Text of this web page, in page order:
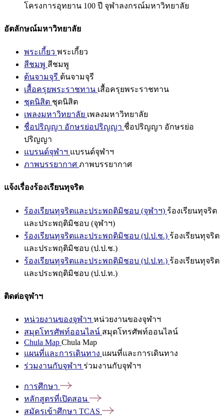
โครงการอุทยาน 100 ปี จุฬาลงกรณ์มหาวิทยาลัย
อัตลักษณ์มหาวิทยาลัย
พระเกี้ยว พระเกี้ยว
สีชมพู สีชมพู
ต้นจามจุรี ต้นจามจุรี
เสื้อครุยพระราชทาน เสื้อครุยพระราชทาน
ชุดนิสิต ชุดนิสิต
เพลงมหาวิทยาลัย เพลงมหาวิทยาลัย
ชื่อปริญญา อักษรย่อปริญญา ชื่อปริญญา อักษรย่อ
ปริญญา
แบรนด์จุฬาฯ แบรนด์จุฬาฯ
ภาพบรรยากาศ ภาพบรรยากาศ
แจ้งเรื่องร้องเรียนทุจริต
ร้องเรียนทุจริตและประพฤติมิชอบ (จุฬาฯ) ร้องเรียนทุจริต
และประพฤติมิชอบ (จุฬาฯ)
ร้องเรียนทุจริตและประพฤติมิชอบ (ป.ป.ช.) ร้องเรียนทุจริต
และประพฤติมิชอบ (ป.ป.ช.)
ร้องเรียนทุจริตและประพฤติมิชอบ (ป.ป.ท.) ร้องเรียนทุจริต
และประพฤติมิชอบ (ป.ป.ท.)
ติดต่อจุฬาฯ
หน่วยงานของจุฬาฯ หน่วยงานของจุฬาฯ
สมุดโทรศัพท์ออนไลน์ สมุดโทรศัพท์ออนไลน์
Chula Map Chula Map
แผนที่และการเดินทาง แผนที่และการเดินทาง
ร่วมงานกับจุฬาฯ ร่วมงานกับจุฬาฯ
การศึกษา
หลักสูตรที่เปิดสอน
สมัครเข้าศึกษา TCAS